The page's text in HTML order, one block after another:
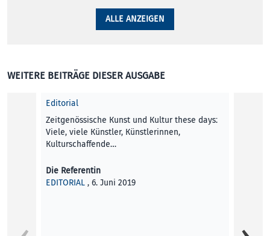
ALLE ANZEIGEN
WEITERE BEITRÄGE DIESER AUSGABE
Editorial
Zeitgenössische Kunst und Kultur these days:
Viele, viele Künstler, Künstlerinnen,
Kulturschaffende…
Die Referentin
EDITORIAL , 6. Juni 2019